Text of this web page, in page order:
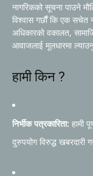
नागरिकको सूचना पाउने
विश्वास गर्छौं कि एक
अधिकारको वकालत,
आवाजलाई मूलधारमा
हामी किन ?
निर्भीक पत्रकारिता: हामी
दुरुपयोग विरुद्ध खबरदारी